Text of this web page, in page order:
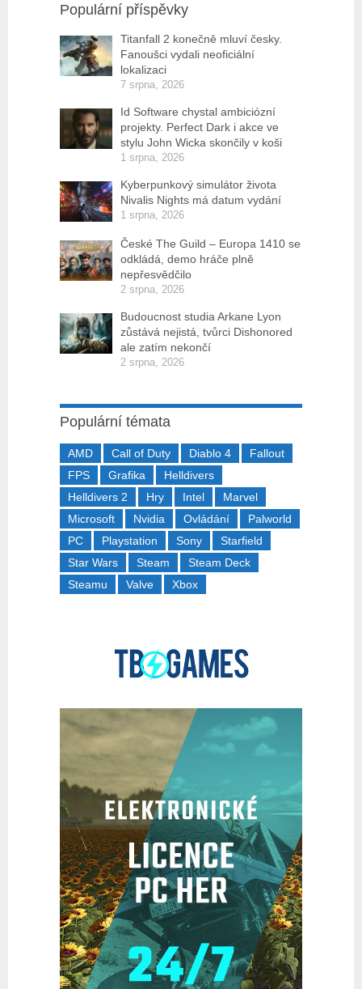
Populární příspěvky
Titanfall 2 konečně mluví česky.
Fanoušci vydali neoficiální
lokalizaci
7 srpna, 2026
Id Software chystal ambiciózní
projekty. Perfect Dark i akce ve
stylu John Wicka skončily v koši
1 srpna, 2026
Kyberpunkový simulátor života
Nivalis Nights má datum vydání
1 srpna, 2026
České The Guild – Europa 1410 se
odkládá, demo hráče plně
nepřesvědčilo
2 srpna, 2026
Budoucnost studia Arkane Lyon
zůstává nejistá, tvůrci Dishonored
ale zatím nekončí
2 srpna, 2026
Populární témata
AMD Call of Duty Diablo 4
Fallout
FPS
Grafika
Helldivers
Helldivers 2
Hry Intel
Marvel
Microsoft
Nvidia Ovládání
Palworld
PC
Playstation Sony
Starfield
Star Wars
Steam
Steam Deck
Steamu
Valve Xbox